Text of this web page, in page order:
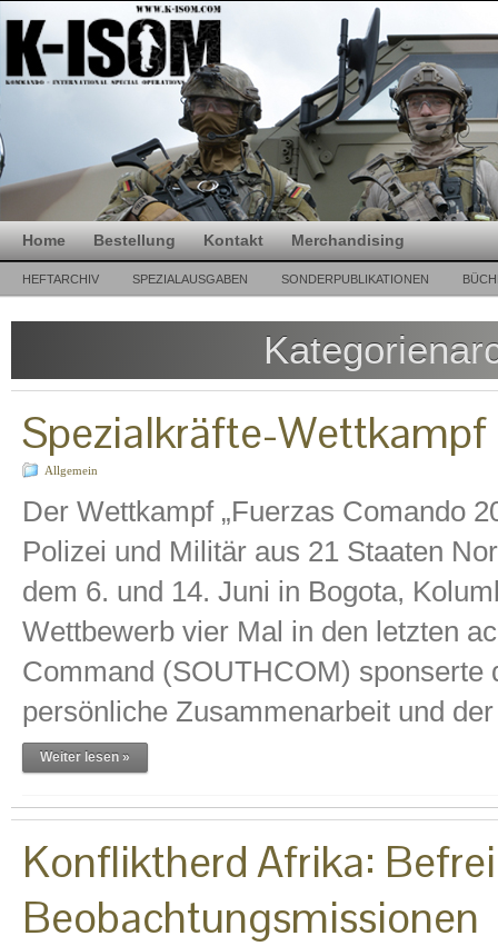
Home Bestellung Kontakt Merchandising
HEFTARCHIV SPEZIALAUSGABEN SONDERPUBLIKATIONEN
Spezialkräfte-Wettkampf
Allgemein
Der Wettkampf „Fuerzas Comando
Polizei und Militär aus 21 Staaten
dem 6. und 14. Juni in Bogota,
Wettbewerb vier Mal in den letzten
Command (SOUTHCOM) sponserte
persönliche Zusammenarbeit und
Weiter lesen »
Konfliktherd Afrika:
Beobachtungsmissionen